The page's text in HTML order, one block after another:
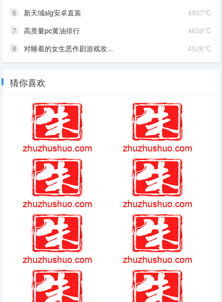
4907℃
6
新天域slg安卓直装
4639℃
7
高质量pc黄油排行
4526℃
8 对睡着的女生恶作剧游戏攻...
猜你喜欢
(2025-10-23热点)-东北网友拍
下不少燕子滞留没南飞，冻死画
面曝光太悲惨，天气反常
(2025-12-22热点)-仿佛老北京
人在耳边指路，大兴机场指示标
语京味儿浓
PVP玩法虽成主流 做出优秀
PVP游戏依然很难
到底有没有平行时空
大型卡牌手游 亚洲足球俱乐部最新排名